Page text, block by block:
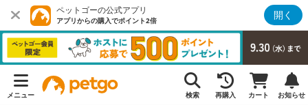
ペットゴーの公式アプリ
アプリからの購入でポイント2倍 開く
メニュー 検索 再購入 カート お知らせ